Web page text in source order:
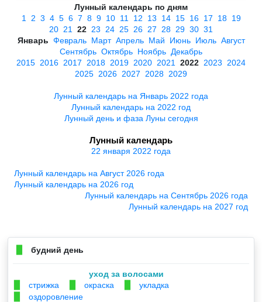
Лунный календарь по дням
1
2 3 4 5 6 7 8 9 10 11 12 13 14 15 16 17 18 19
20 21 22 23 24 25 26 27 28 29 30 31
Январь Февраль Март Апрель Май Июнь Июль Август
Сентябрь Октябрь Ноябрь Декабрь
2015 2016 2017 2018 2019 2020 2021 2022 2023
2024
2025 2026 2027 2028 2029
Лунный календарь на Январь 2022 года
Лунный календарь на 2022 год
Лунный день и фаза Луны сегодня
Лунный календарь
22 января 2022 года
Лунный календарь на Август 2026 года
Лунный календарь на 2026 год
Лунный календарь на Сентябрь 2026 года
Лунный календарь на 2027 год
будний день
уход за волосами
стрижка окраска укладка
оздоровление